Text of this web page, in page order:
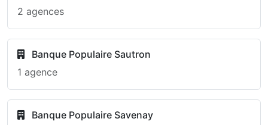
2 agences
Banque Populaire Sautron
1 agence
Banque Populaire Savenay